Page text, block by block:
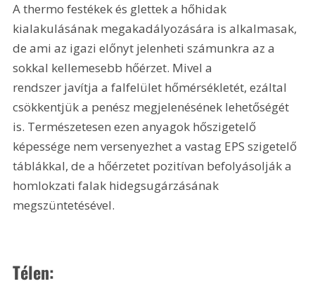
A thermo festékek és glettek a hőhidak
kialakulásának megakadályozására is alkalmasak,
de ami az igazi előnyt jelenheti számunkra az a
sokkal kellemesebb hőérzet. Mivel a
rendszer javítja a falfelület hőmérsékletét, ezáltal
csökkentjük a penész megjelenésének lehetőségét
is. Természetesen ezen anyagok hőszigetelő
képessége nem versenyezhet a vastag EPS szigetelő
táblákkal, de a hőérzetet pozitívan befolyásolják a
homlokzati falak hidegsugárzásának
megszüntetésével.
Télen: